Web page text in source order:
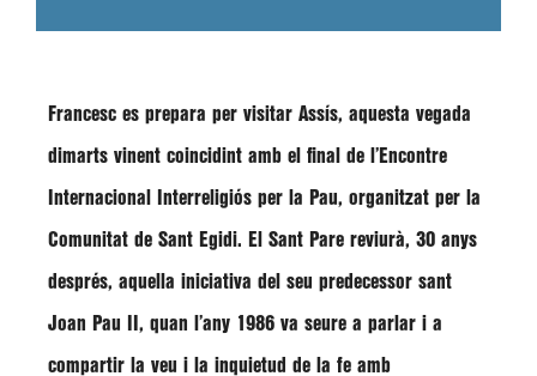
Francesc es prepara per visitar Assís, aquesta vegada
dimarts vinent coincidint amb el final de l’Encontre
Internacional Interreligiós per la Pau, organitzat per la
Comunitat de Sant Egidi. El Sant Pare reviurà, 30 anys
després, aquella iniciativa del seu predecessor sant
Joan Pau II, quan l’any 1986 va seure a parlar i a
compartir la veu i la inquietud de la fe amb